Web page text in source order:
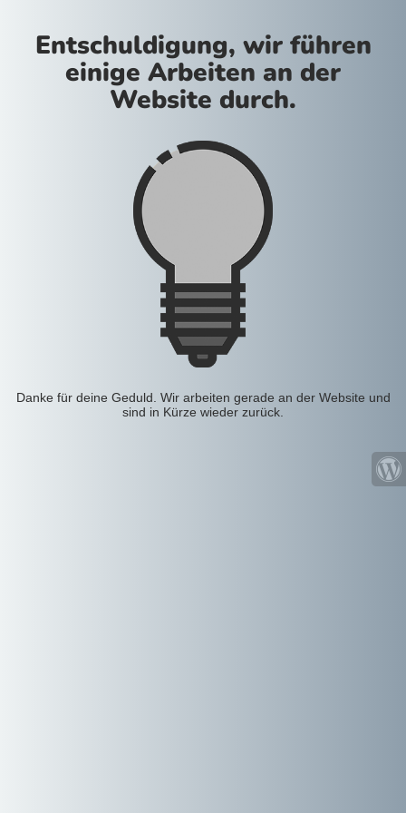
Entschuldigung, wir führen
einige Arbeiten an der
Website durch.
Danke für deine Geduld. Wir arbeiten gerade an der Website und
sind in Kürze wieder zurück.